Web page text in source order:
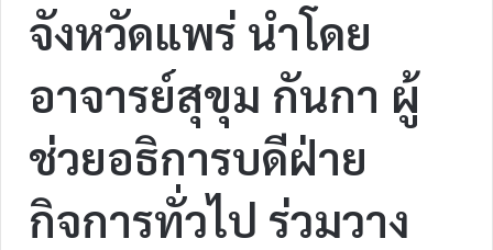
จังหวัดแพร่ นำโดย
อาจารย์สุขุม กันกา ผู้
ช่วยอธิการบดีฝ่าย
กิจการทั่วไป ร่วมวาง